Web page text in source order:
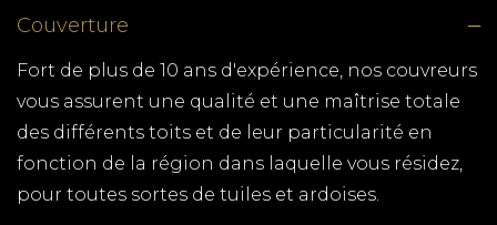
Couverture
Fort de plus de 10 ans d'expérience, nos couvreurs
vous assurent une qualité et une maîtrise totale
des différents toits et de leur particularité en
fonction de la région dans laquelle vous résidez,
pour toutes sortes de tuiles et ardoises.